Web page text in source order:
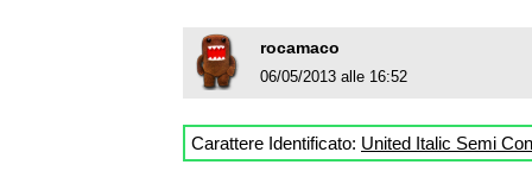
rocamaco
06/05/2013 alle 16:52
Carattere Identificato: United Italic Semi